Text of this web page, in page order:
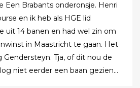
en ik heb als HGE lid
uit 14 banen en had wel zin om
in Maastricht te gaan. Het